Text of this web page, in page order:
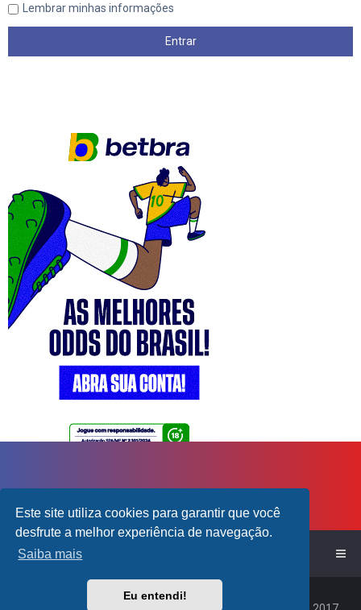
Este site utiliza cookies para garantir que você
desfrute a melhor experiência de navegação.
Saiba mais
Eu entendi!
Lembrar minhas informações
Início do Fórum!